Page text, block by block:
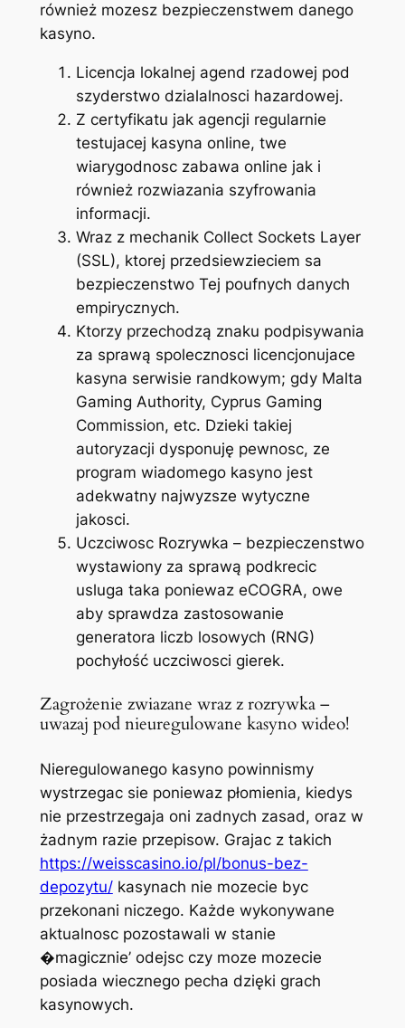
również mozesz bezpieczenstwem danego
kasyno.
Licencja lokalnej agend rzadowej pod
szyderstwo dzialalnosci hazardowej.
Z certyfikatu jak agencji regularnie
testujacej kasyna online, twe
wiarygodnosc zabawa online jak i
również rozwiazania szyfrowania
informacji.
Wraz z mechanik Collect Sockets Layer
(SSL), ktorej przedsiewzieciem sa
bezpieczenstwo Tej poufnych danych
empirycznych.
Ktorzy przechodzą znaku podpisywania
za sprawą spolecznosci licencjonujace
kasyna serwisie randkowym; gdy Malta
Gaming Authority, Cyprus Gaming
Commission, etc. Dzieki takiej
autoryzacji dysponuję pewnosc, ze
program wiadomego kasyno jest
adekwatny najwyzsze wytyczne
jakosci.
Uczciwosc Rozrywka – bezpieczenstwo
wystawiony za sprawą podkrecic
usluga taka poniewaz eCOGRA, owe
aby sprawdza zastosowanie
generatora liczb losowych (RNG)
pochyłość uczciwosci gierek.
Zagrożenie zwiazane wraz z rozrywka –
uwazaj pod nieuregulowane kasyno wideo!
Nieregulowanego kasyno powinnismy
wystrzegac sie poniewaz płomienia, kiedys
nie przestrzegaja oni zadnych zasad, oraz w
żadnym razie przepisow. Grajac z takich
https://weisscasino.io/pl/bonus-bez-
depozytu/kasynach nie mozecie byc
przekonani niczego. Każde wykonywane
aktualnosc pozostawali w stanie
�magicznie’ odejsc czy moze mozecie
posiada wiecznego pecha dzięki grach
kasynowych.